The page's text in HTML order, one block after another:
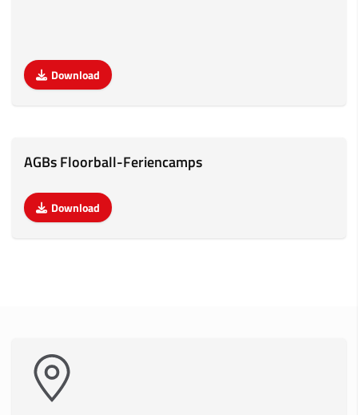
Download
AGBs Floorball-Feriencamps
Download